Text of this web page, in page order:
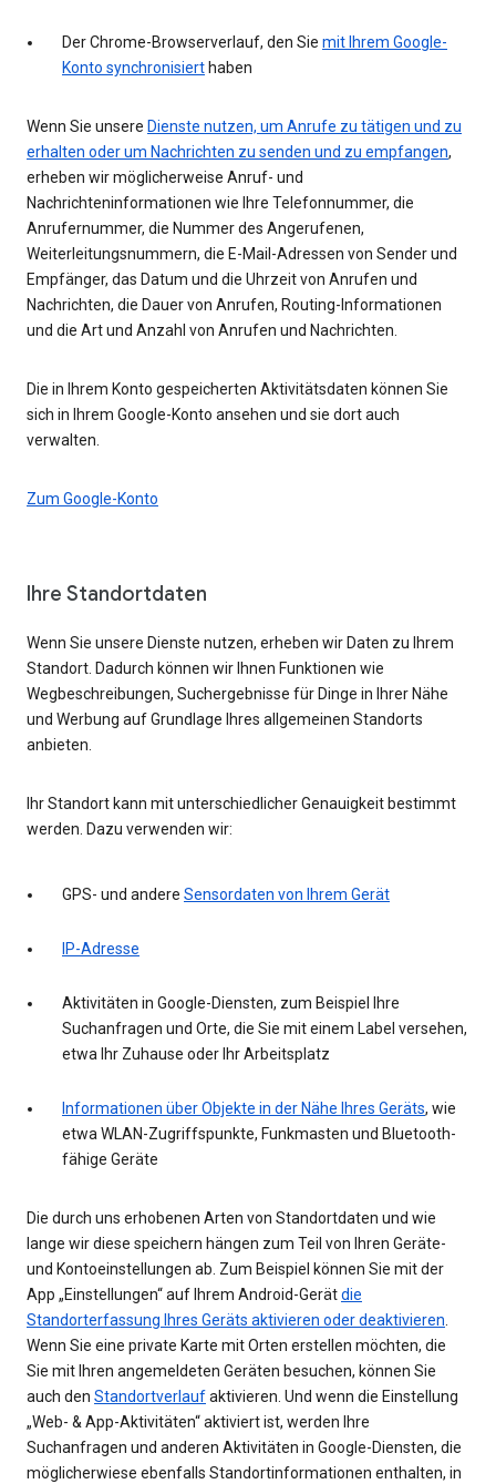
Der Chrome-Browserverlauf, den Sie mit Ihrem Google-
Konto synchronisiert haben
Wenn Sie unsere Dienste nutzen, um Anrufe zu tätigen und zu
erhalten oder um Nachrichten zu senden und zu empfangen,
erheben wir möglicherweise Anruf- und
Nachrichteninformationen wie Ihre Telefonnummer, die
Anrufernummer, die Nummer des Angerufenen,
Weiterleitungsnummern, die E-Mail-Adressen von Sender und
Empfänger, das Datum und die Uhrzeit von Anrufen und
Nachrichten, die Dauer von Anrufen, Routing-Informationen
und die Art und Anzahl von Anrufen und Nachrichten.
Die in Ihrem Konto gespeicherten Aktivitätsdaten können Sie
sich in Ihrem Google-Konto ansehen und sie dort auch
verwalten.
Zum Google-Konto
Ihre Standortdaten
Wenn Sie unsere Dienste nutzen, erheben wir Daten zu Ihrem
Standort. Dadurch können wir Ihnen Funktionen wie
Wegbeschreibungen, Suchergebnisse für Dinge in Ihrer Nähe
und Werbung auf Grundlage Ihres allgemeinen Standorts
anbieten.
Ihr Standort kann mit unterschiedlicher Genauigkeit bestimmt
werden. Dazu verwenden wir:
GPS- und andere Sensordaten von Ihrem Gerät
IP-Adresse
Aktivitäten in Google-Diensten, zum Beispiel Ihre
Suchanfragen und Orte, die Sie mit einem Label versehen,
etwa Ihr Zuhause oder Ihr Arbeitsplatz
Informationen über Objekte in der Nähe Ihres Geräts, wie
etwa WLAN-Zugriffspunkte, Funkmasten und Bluetooth-
fähige Geräte
Die durch uns erhobenen Arten von Standortdaten und wie
lange wir diese speichern hängen zum Teil von Ihren Geräte-
und Kontoeinstellungen ab. Zum Beispiel können Sie mit der
App „Einstellungen“ auf Ihrem Android-Gerätdie
Standorterfassung Ihres Geräts aktivieren oder deaktivieren.
Wenn Sie eine private Karte mit Orten erstellen möchten, die
Sie mit Ihren angemeldeten Geräten besuchen, können Sie
auch den Standortverlaufaktivieren. Und wenn die Einstellung
„Web- & App-Aktivitäten“ aktiviert ist, werden Ihre
Suchanfragen und anderen Aktivitäten in Google-Diensten, die
möglicherwiese ebenfalls Standortinformationen enthalten, in